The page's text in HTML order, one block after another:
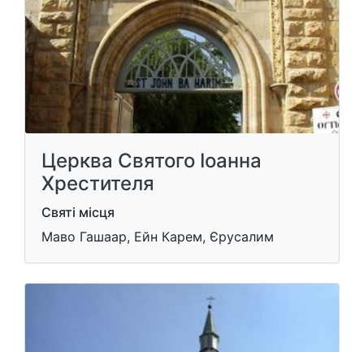
Церква Святого Іоанна
Хрестителя
Святі місця
Маво Гашаар, Ейн Карем, Єрусалим